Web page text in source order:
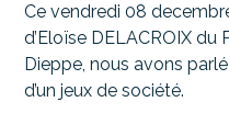
Ce vendredi 08
d’Eloïse DELACROIX
Dieppe, nous avons
d’un jeux de société.